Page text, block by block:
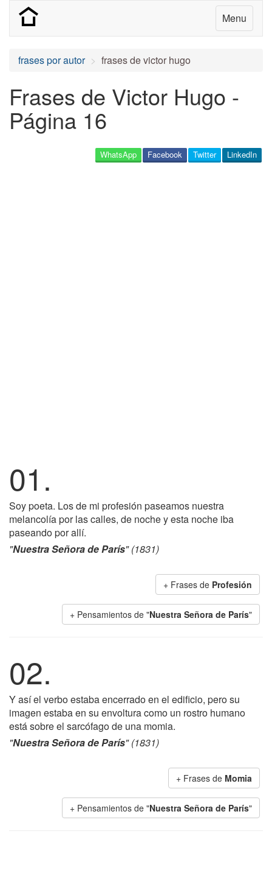
Menu
frases por autor frases de victor hugo
Frases de Victor Hugo -
Página 16
LinkedIn
Twitter
Facebook
WhatsApp
01.
Soy poeta. Los de mi profesión paseamos nuestra
melancolía por las calles, de noche y esta noche iba
paseando por allí.
"Nuestra Señora de París" (1831)
+ Frases de Profesión
+ Pensamientos de "Nuestra Señora de París"
02.
Y así el verbo estaba encerrado en el edificio, pero su
imagen estaba en su envoltura como un rostro humano
está sobre el sarcófago de una momia.
"Nuestra Señora de París" (1831)
+ Frases de Momia
+ Pensamientos de "Nuestra Señora de París"